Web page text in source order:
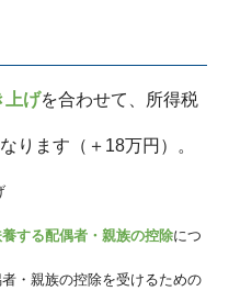
上げを合わせて、所得税
ります（＋18万円）。
する配偶者・親族の控除につ
・親族の控除を受けるための